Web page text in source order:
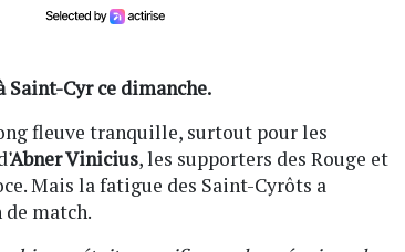
Saint-Cyr ce dimanche.
fleuve tranquille, surtout pour les
'Abner Vinicius, les supporters des Rouge et
Mais la fatigue des Saint-Cyrôts a
match.